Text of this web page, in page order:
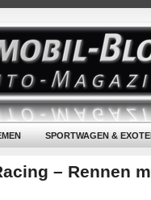
SPORTWAGEN &
– Rennen